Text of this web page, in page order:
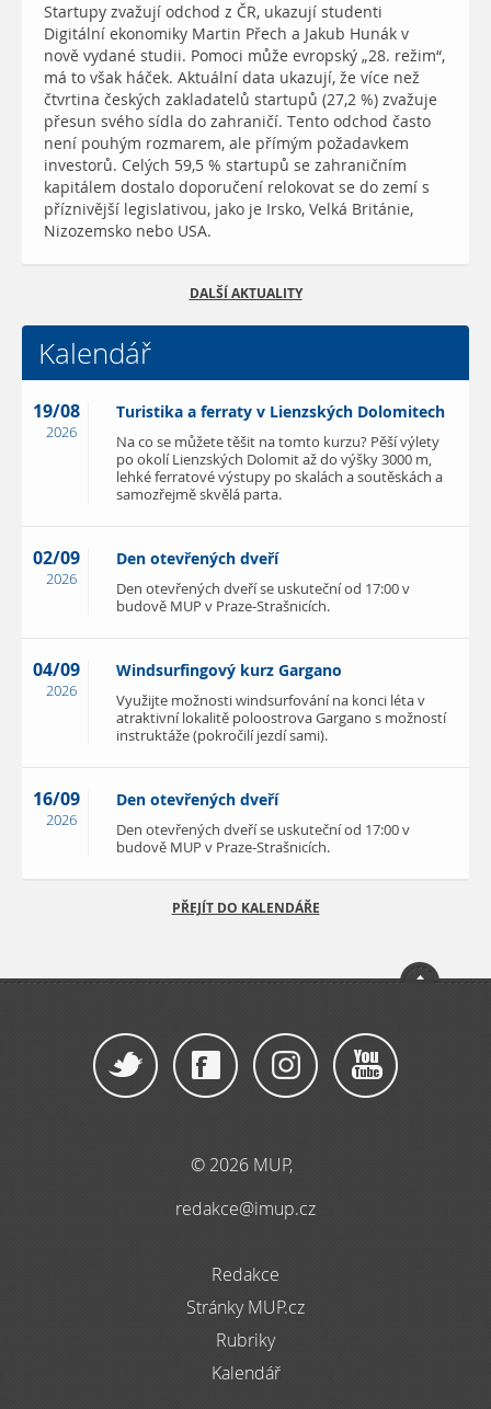
Startupy zvažují odchod z ČR, ukazují studenti
Digitální ekonomiky Martin Přech a Jakub Hunák v
nově vydané studii. Pomoci může evropský „28. režim“,
má to však háček. Aktuální data ukazují, že více než
čtvrtina českých zakladatelů startupů (27,2 %) zvažuje
přesun svého sídla do zahraničí. Tento odchod často
není pouhým rozmarem, ale přímým požadavkem
investorů. Celých 59,5 % startupů se zahraničním
kapitálem dostalo doporučení relokovat se do zemí s
příznivější legislativou, jako je Irsko, Velká Británie,
Nizozemsko nebo USA.
DALŠÍ AKTUALITY
Kalendář
19/08
2026
Turistika a ferraty v Lienzských Dolomitech
Na co se můžete těšit na tomto kurzu? Pěší výlety
po okolí Lienzských Dolomit až do výšky 3000 m,
lehké ferratové výstupy po skalách a soutěskách a
samozřejmě skvělá parta.
02/09
2026
Den otevřených dveří
Den otevřených dveří se uskuteční od 17:00 v
budově MUP v Praze-Strašnicích.
04/09
2026
Windsurfingový kurz Gargano
Využijte možnosti windsurfování na konci léta v
atraktivní lokalitě poloostrova Gargano s možností
instruktáže (pokročilí jezdí sami).
16/09
2026
Den otevřených dveří
Den otevřených dveří se uskuteční od 17:00 v
budově MUP v Praze-Strašnicích.
PŘEJÍT DO KALENDÁŘE
© 2026 MUP,
redakce@imup.cz
Redakce
Stránky MUP.cz
Rubriky
Kalendář